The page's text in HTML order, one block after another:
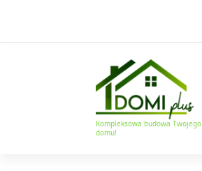
Kompleksowa budowa Twojego
domu!